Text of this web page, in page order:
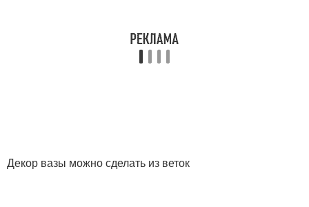
Декор вазы можно сделать из веток